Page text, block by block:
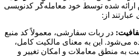
شده توسط خود معامله‌گر کدنویسی
از:
در ربات سفارشی، معمولاً کد منبع
می‌شود. این به معنای مالکیت کامل،
به منطق معاملات و امکان تغییر و